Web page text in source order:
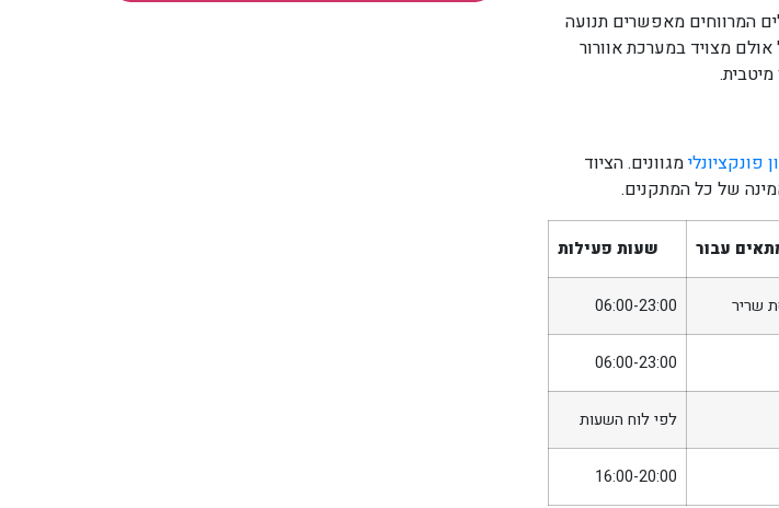
המרווחים מאפשרים תנועה
מצויד במערכת אוורור
פונקציונלימגוונים. הציוד
של כל המתקנים.
עבור שעות פעילות
שריר 06:00-23:00
06:00-23:00
לפי לוח השעות
16:00-20:00